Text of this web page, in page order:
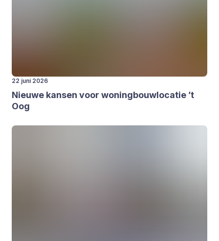
22 juni 2026
Nieu­we kan­sen voor woning­bouw­lo­ca­tie ’t
Oog